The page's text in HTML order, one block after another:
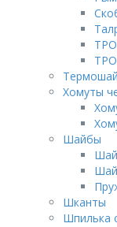
Хомуты
Шайбы
Шканты
Шпилька